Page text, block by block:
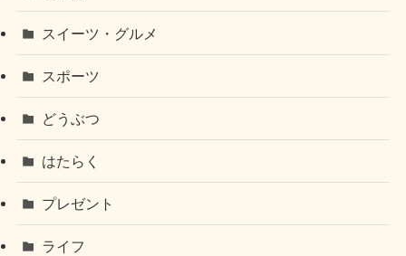
スイーツ・グルメ
スポーツ
どうぶつ
はたらく
プレゼント
ライフ